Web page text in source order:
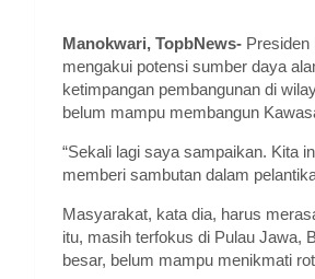
Manokwari, TopbNews-
mengakui potensi sumber daya
ketimpangan pembangunan di
belum mampu membangun
“Sekali lagi saya sampaikan. Kita
memberi sambutan dalam
Masyarakat, kata dia, harus
itu, masih terfokus di Pulau Jawa,
besar, belum mampu menikmati